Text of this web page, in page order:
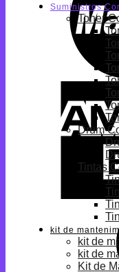
Suministros
Toner
Drum
Tintas
kit de
kit de
kit de
Kit de